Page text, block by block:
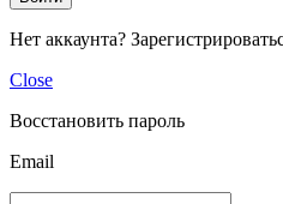
Нет аккаунта?
Close
Восстановить пароль
Email